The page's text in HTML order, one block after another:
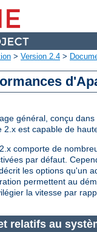
> Version 2.4 >
général, conçu
est capable de
comporte de
par défaut.
les options qu'un
permettent au
la vitesse par
relatifs au